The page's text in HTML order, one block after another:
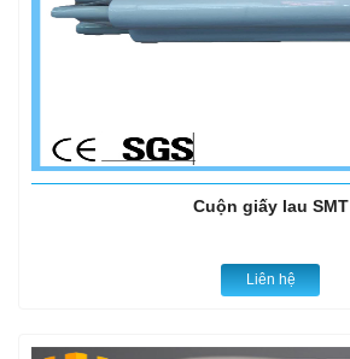
Cuộn giấy lau SMT
Liên hệ